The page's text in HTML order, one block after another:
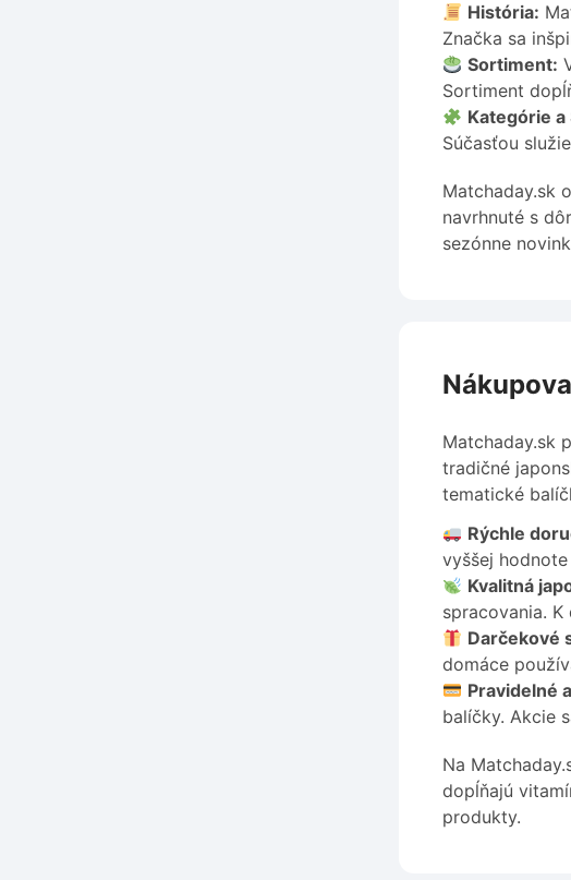
História:
Značka sa
Sortiment:
Sortiment
Kategórie a
Súčasťou
Matchaday.sk
navrhnuté s
sezónne
Matchaday.sk
tradičné
tematické
Rýchle
vyššej
Kvalitná
spracovania. K
Darčekové
domáce
Pravidelné
balíčky. Akcie
Na
dopĺňajú
produkty.